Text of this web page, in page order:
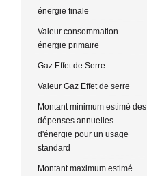
énergie finale
Valeur consommation
énergie primaire
Gaz Effet de Serre
Valeur Gaz Effet de serre
Montant minimum estimé des
dépenses annuelles
d'énergie pour un usage
standard
Montant maximum estimé